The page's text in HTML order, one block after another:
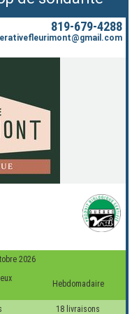
819-679-4288
2026
Hebdomadaire
18 livraisons